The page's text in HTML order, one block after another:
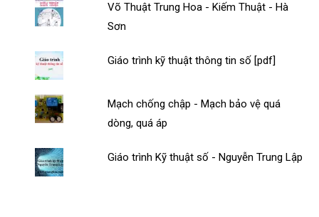
Võ Thuật Trung Hoa - Kiếm Thuật - Hà
Sơn
Giáo trình kỹ thuật thông tin số [pdf]
Mạch chống chập - Mạch bảo vệ quá
dòng, quá áp
Giáo trình Kỹ thuật số - Nguyễn Trung Lập